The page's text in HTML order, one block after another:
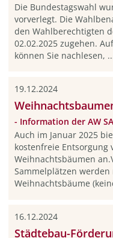
Die Bundestagswahl
vorverlegt. Die
den Wahlberechtigten
02.02.2025 zugehen.
können Sie nachlesen,
19.12.2024
- Information der AW
Auch im Januar 2025
kostenfreie Entsorgung
Weihnachtsbäumen
Sammelplätzen
Weihnachtsbäume
16.12.2024
Städtebau-